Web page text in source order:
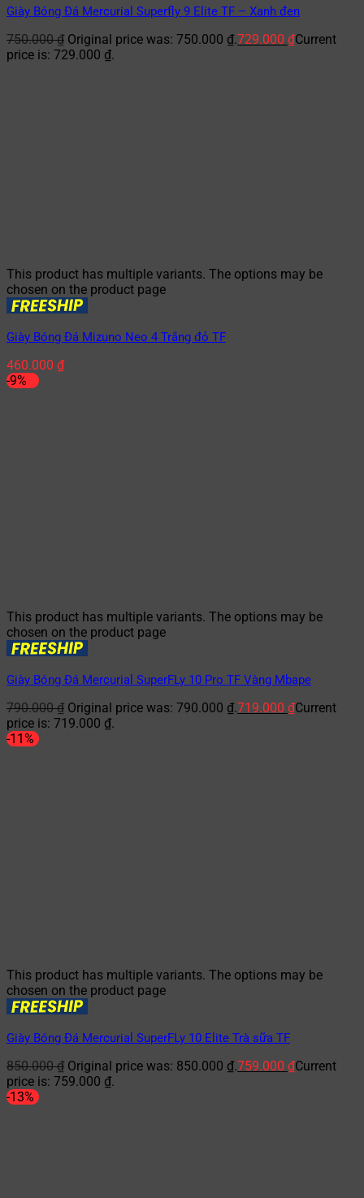
Giày Bóng Đá Mercurial Superfly 9 Elite TF – Xanh đen
750.000₫ Original price was: 750.000 ₫.729.000 ₫Current
price is: 729.000 ₫.
This product has multiple variants. The options may be
chosen on the product page
Giày Bóng Đá Mizuno Neo 4 Trắng đỏ TF
460.000 ₫
-9%
This product has multiple variants. The options may be
chosen on the product page
Giày Bóng Đá Mercurial SuperFLy 10 Pro TF Vàng Mbape
790.000₫ Original price was: 790.000 ₫.719.000 ₫Current
price is: 719.000 ₫.
-11%
This product has multiple variants. The options may be
chosen on the product page
Giày Bóng Đá Mercurial SuperFLy 10 Elite Trà sữa TF
850.000₫ Original price was: 850.000 ₫.759.000 ₫Current
price is: 759.000 ₫.
-13%